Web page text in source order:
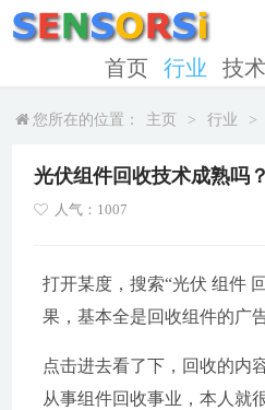
首页 行业 技术
您所在的位置： 主页 > 行业 >
光伏组件回收技术成熟吗？
人气：1007
打开某度，搜索“光伏 组件
果，基本全是回收组件的广告
点击进去看了下，回收的内
从事组件回收事业，本人就